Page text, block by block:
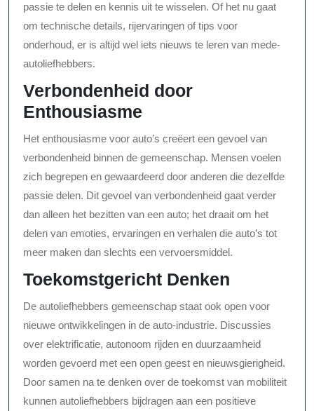
passie te delen en kennis uit te wisselen. Of het nu gaat
om technische details, rijervaringen of tips voor
onderhoud, er is altijd wel iets nieuws te leren van mede-
autoliefhebbers.
Verbondenheid door
Enthousiasme
Het enthousiasme voor auto’s creëert een gevoel van
verbondenheid binnen de gemeenschap. Mensen voelen
zich begrepen en gewaardeerd door anderen die dezelfde
passie delen. Dit gevoel van verbondenheid gaat verder
dan alleen het bezitten van een auto; het draait om het
delen van emoties, ervaringen en verhalen die auto’s tot
meer maken dan slechts een vervoersmiddel.
Toekomstgericht Denken
De autoliefhebbers gemeenschap staat ook open voor
nieuwe ontwikkelingen in de auto-industrie. Discussies
over elektrificatie, autonoom rijden en duurzaamheid
worden gevoerd met een open geest en nieuwsgierigheid.
Door samen na te denken over de toekomst van mobiliteit
kunnen autoliefhebbers bijdragen aan een positieve